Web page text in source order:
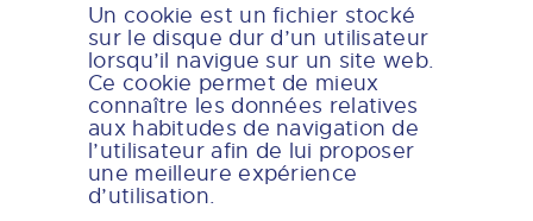
Un cookie est un fichier stocké
sur le disque dur d’un utilisateur
lorsqu’il navigue sur un site web.
Ce cookie permet de mieux
connaître les données relatives
aux habitudes de navigation de
l’utilisateur afin de lui proposer
une meilleure expérience
d’utilisation.